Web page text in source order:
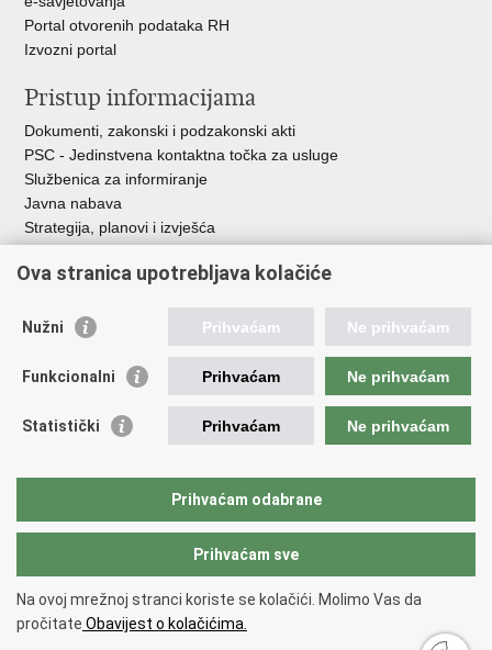
Portal otvorenih podataka RH
Izvozni portal
Pristup informacijama
Dokumenti, zakonski i podzakonski akti
PSC - Jedinstvena kontaktna točka za usluge
Službenica za informiranje
Javna nabava
Strategija, planovi i izvješća
Korisne poveznice
Vlada RH
ASOO
CARNET
Copyright © 2026 Ministarstvo znanosti, obrazovanja i mladih.
korištenjaIzjava o pristupačnosti
Ova stranica upotrebljava kolačiće
Nužni Prihvaćam Ne prihvaćam
Funkcionalni Prihvaćam Ne prihvaćam
Statistički Prihvaćam Ne prihvaćam
Prihvaćam odabrane
Prihvaćam sve
Na ovoj mrežnoj stranci koriste se kolačići. Molimo Vas da
pročitate Obavijest o kolačićima.